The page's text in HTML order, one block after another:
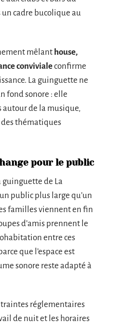
cadre bucolique au
mêlant house,
convivialeconfirme
La guinguette ne
fond sonore : elle
autour de la musique,
des thématiques
pour le public
guinguette de La
public plus large qu’un
familles viennent en fin
d’amis prennent le
entre ces
que l’espace est
sonore reste adapté à
réglementaires
de nuit et les horaires